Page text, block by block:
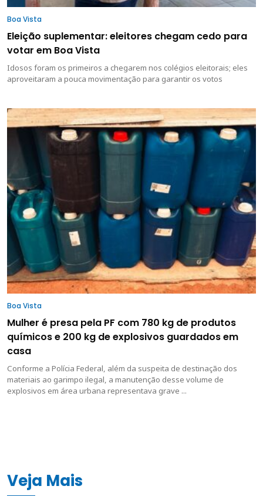
Boa Vista
Eleição suplementar: eleitores chegam cedo para
votar em Boa Vista
Idosos foram os primeiros a chegarem nos colégios eleitorais; eles
aproveitaram a pouca movimentação para garantir os votos
Boa Vista
Mulher é presa pela PF com 780 kg de produtos
químicos e 200 kg de explosivos guardados em
casa
Conforme a Polícia Federal, além da suspeita de destinação dos
materiais ao garimpo ilegal, a manutenção desse volume de
explosivos em área urbana representava grave ...
Veja Mais